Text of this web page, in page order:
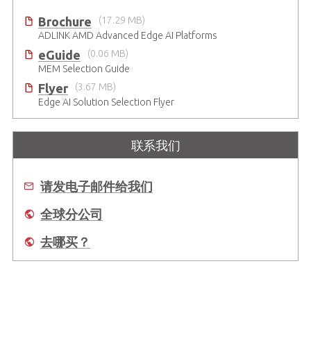
Brochure
(17.29 MB)
ADLINK AMD Advanced Edge AI Platforms
eGuide
(0.06 MB)
MEM Selection Guide
Flyer
(3.67 MB)
Edge AI Solution Selection Flyer
联系我们
请发电子邮件给我们
全球分公司
去哪买？